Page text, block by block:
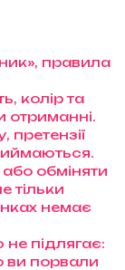
правила
колір та
отриманні.
претензії
обміняти
тільки
немає
підлягає:
ви порвали